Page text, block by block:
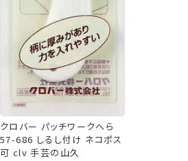
クロバー パッチワークへら
57-686 しるし付け ネコポス
可 clv 手芸の山久